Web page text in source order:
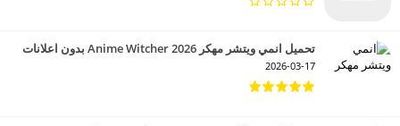
تحميل انمي ويتشر مهكر 2026 Anime Witcher بدون اعلانات
2026-03-17